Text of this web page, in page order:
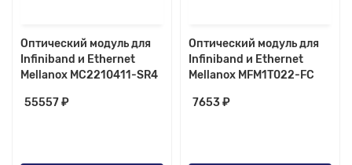
Оптический модуль для
Infiniband и Ethernet
Mellanox MC2210411-SR4
55557 ₽
Оптический модуль для
Infiniband и Ethernet
Mellanox MFM1T022-FC
7653 ₽